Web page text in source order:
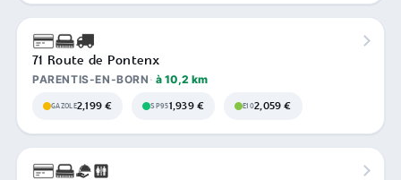
71 Route de Pontenx
PARENTIS-EN-BORN à 10,2 km
GAZOLE2,199 € SP951,939 € E102,059 €